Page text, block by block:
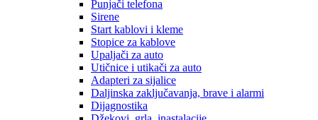
Punjači telefona
Sirene
Start kablovi i kleme
Stopice za kablove
Upaljači za auto
Utičnice i utikači za auto
Adapteri za sijalice
Daljinska zaključavanja, brave i alarmi
Dijagnostika